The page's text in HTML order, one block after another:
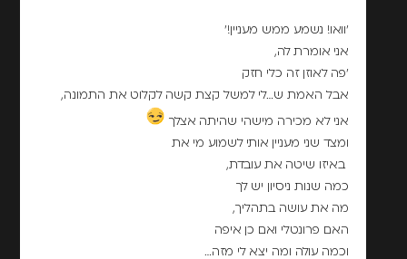
'וואו! נשמע ממש מעניין!'
אני אומרת לה,
'פה לאוזן זה כלי חזק
אבל האמת ש…לי למשל קצת קשה לקלוט את התמונה,
אני לא מכירה מישהי שהיתה אצלך
ומצד שני מעניין אותי לשמוע מי את
באיזו שיטה את עובדת,
כמה שנות ניסיון יש לך
מה את עושה בתהליך,
האם פרונטלי ואם כן איפה
וכמה עולה ומה יצא לי מזה…